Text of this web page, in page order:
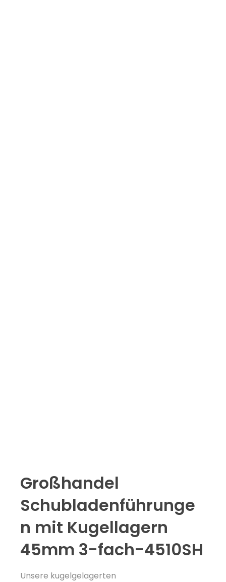
Großhandel
Schubladenführunge
n mit Kugellagern
45mm 3-fach-4510SH
Unsere kugelgelagerten